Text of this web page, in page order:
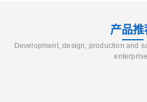
产品推
Development, design, production and